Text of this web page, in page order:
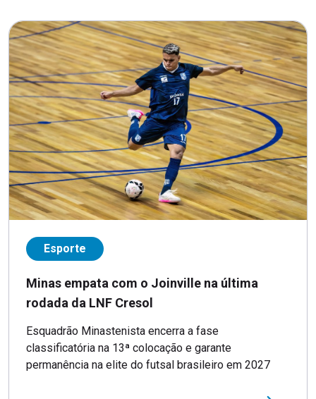
Esporte
Minas empata com o Joinville na última
rodada da LNF Cresol
Esquadrão Minastenista encerra a fase
classificatória na 13ª colocação e garante
permanência na elite do futsal brasileiro em 2027